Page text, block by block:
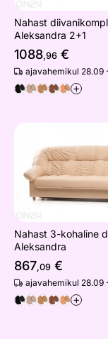
Nahast
Aleksandra 2+1
1088,96 €
ajavahemikul 28.09
+
Nahast 3-
Otsi
Nahast 3-kohaline
Aleksandra
867,09 €
ajavahemikul 28.09
+